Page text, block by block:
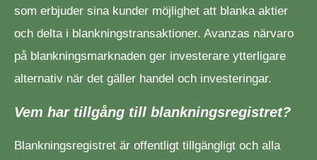
som erbjuder sina kunder möjlighet att blanka aktier
och delta i blankningstransaktioner. Avanzas närvaro
på blankningsmarknaden ger investerare ytterligare
alternativ när det gäller handel och investeringar.
Vem har tillgång till blankningsregistret?
Blankningsregistret är offentligt tillgängligt och alla